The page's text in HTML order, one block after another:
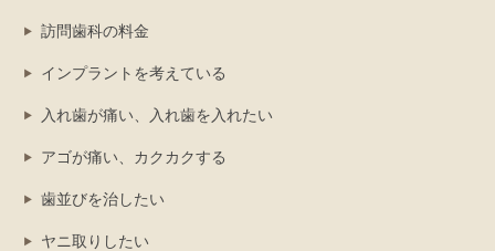
訪問歯科の料金
インプラントを考えている
入れ歯が痛い、入れ歯を入れたい
アゴが痛い、カクカクする
歯並びを治したい
ヤニ取りしたい